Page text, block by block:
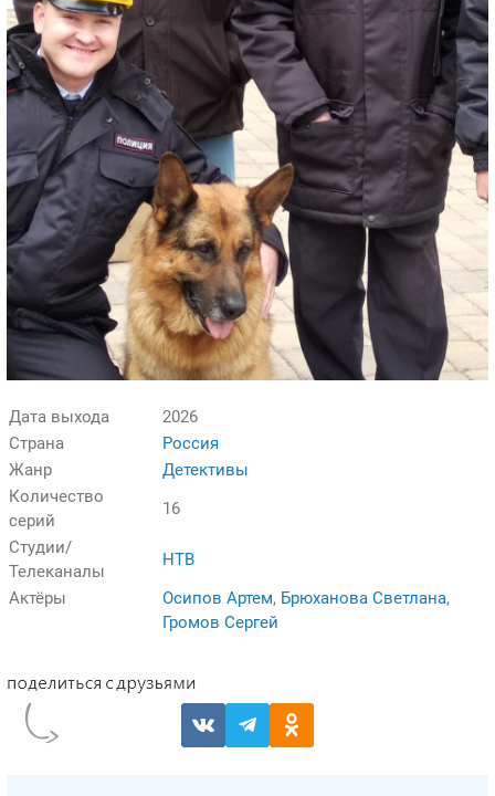
Дата выхода
2026
Страна
Россия
Жанр
Детективы
Количество
серий
16
Студии/
Телеканалы
НТВ
Актёры
Осипов Артем, Брюханова Светлана,
Громов Сергей